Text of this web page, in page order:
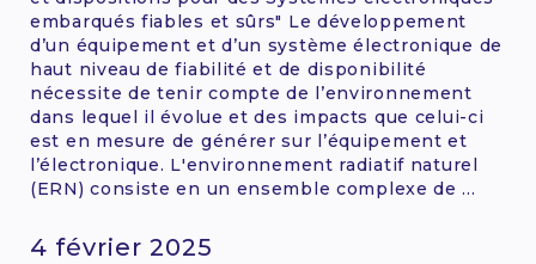
4 février 2025
embarqués fiables et sûrs" Le développement
d’un équipement et d’un système électronique de
haut niveau de fiabilité et de disponibilité
nécessite de tenir compte de l’environnement
dans lequel il évolue et des impacts que celui-ci
est en mesure de générer sur l’équipement et
l’électronique. L'environnement radiatif naturel
(ERN) consiste en un ensemble complexe de ...